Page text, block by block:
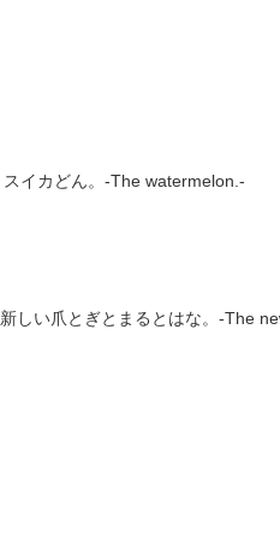
スイカどん。-The watermelon.-
新しい爪とぎとまるとはな。-The